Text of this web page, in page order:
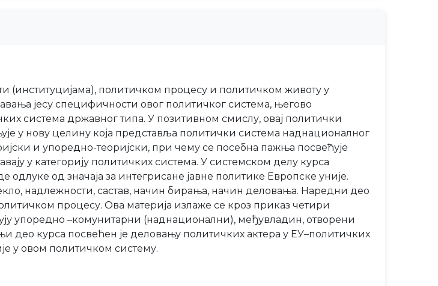
(институцијама), политичком процесу и политичком животу у
јесу специфичности овог политичког система, његово
система државног типа. У позитивном смислу, овај политички
у нову целину која представља политички система наднационалног
и упоредно-теоријски, при чему се посебна пажња посвећује
у категорију политичких система. У системском делу курса
одлуке од значаја за интегрисане јавне политике Европске уније.
надлежности, састав, начин бирања, начин деловања. Наредни део
процесу. Ова материја излаже се кроз приказ четири
упоредно –комунитарни (наднационални), међувладин, отворени
курса посвећен је деловању политичких актера у ЕУ–политичких
у овом политичком систему.